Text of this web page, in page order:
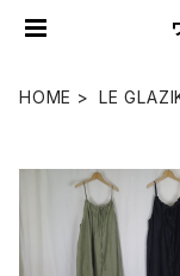
HOME LE